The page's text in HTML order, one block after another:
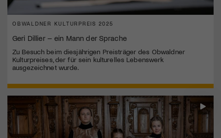
OBWALDNER KULTURPREIS 2025
Geri Dillier – ein Mann der Sprache
Zu Besuch beim diesjährigen Preisträger des Obwaldner
Kulturpreises, der für sein kulturelles Lebenswerk
ausgezeichnet wurde.